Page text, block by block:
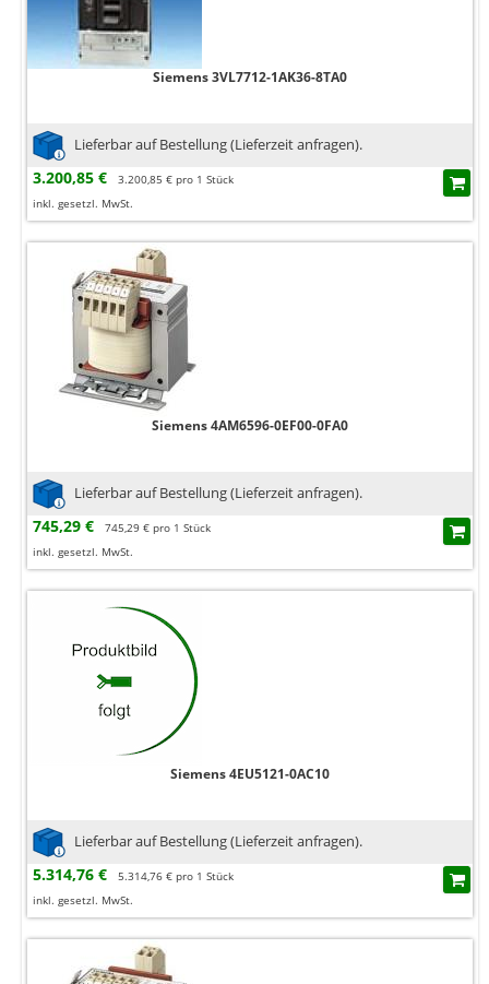
Siemens 3VL7712-1AK36-8TA0
Lieferbar auf Bestellung (Lieferzeit anfragen).
3.200,85 €
3.200,85 € pro 1 Stück
inkl. gesetzl. MwSt.
Siemens 4AM6596-0EF00-0FA0
Lieferbar auf Bestellung (Lieferzeit anfragen).
745,29 €
745,29 € pro 1 Stück
inkl. gesetzl. MwSt.
Siemens 4EU5121-0AC10
Lieferbar auf Bestellung (Lieferzeit anfragen).
5.314,76 €
5.314,76 € pro 1 Stück
inkl. gesetzl. MwSt.